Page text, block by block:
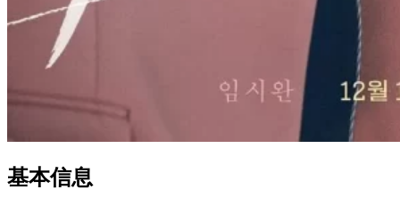
基本信息